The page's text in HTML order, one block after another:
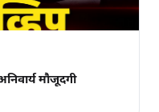
मौजूदगी